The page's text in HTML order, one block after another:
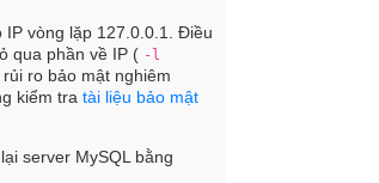
vòng lặp 127.0.0.1. Điều
qua phần về IP ( -l
ro bảo mật nghiêm
kiểm tratài liệu bảo mật
server MySQL bằng